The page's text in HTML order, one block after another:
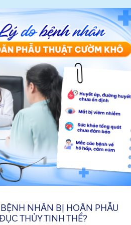
NHÂN BỊ HOÃN PHẪU
THỦY TINH THỂ?